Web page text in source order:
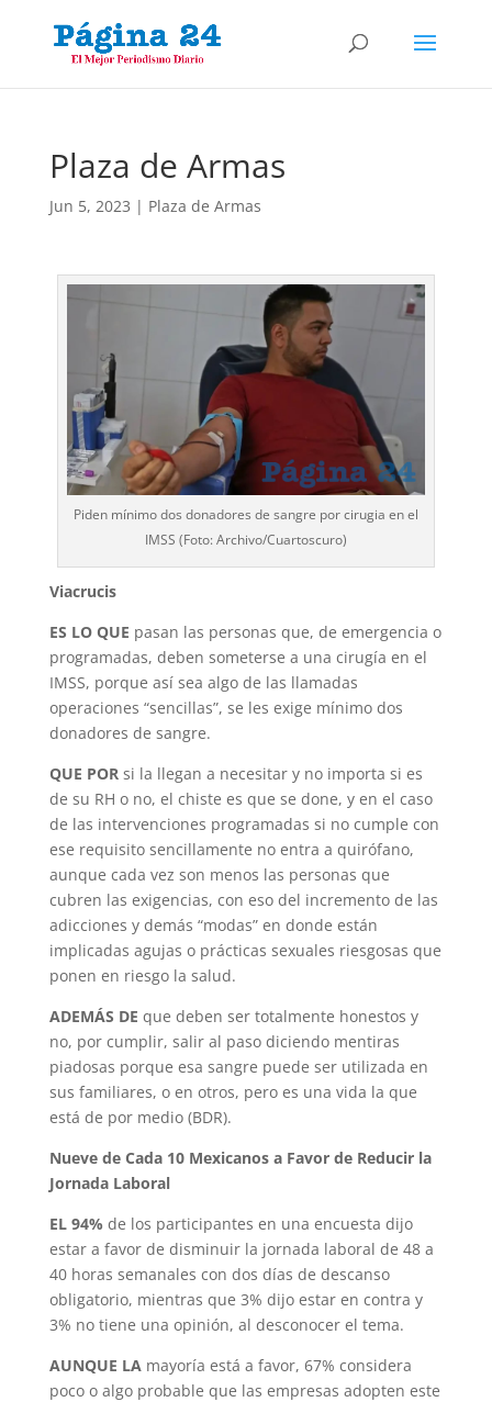
Plaza de Armas
Jun 5, 2023 | Plaza de Armas
Piden mínimo dos donadores de sangre por cirugia en el
IMSS (Foto: Archivo/Cuartoscuro)
Viacrucis
ES LO QUE pasan las personas que, de emergencia o
programadas, deben someterse a una cirugía en el
IMSS, porque así sea algo de las llamadas
operaciones “sencillas”, se les exige mínimo dos
donadores de sangre.
QUE POR si la llegan a necesitar y no impor­ta si es
de su RH o no, el chiste es que se done, y en el caso
de las intervenciones programadas si no cumple con
ese requisito sencillamente no entra a quirófano,
aunque cada vez son menos las personas que
cubren las exigencias, con eso del incremento de las
adicciones y demás “modas” en donde están
implicadas agujas o prácticas sexuales riesgosas que
ponen en riesgo la salud.
ADEMÁS DE que deben ser totalmente ho­nestos y
no, por cumplir, salir al paso diciendo mentiras
piadosas porque esa sangre puede ser utilizada en
sus familiares, o en otros, pero es una vida la que
está de por medio (BDR).
Nueve de Cada 10 Mexicanos a Favor de Reducir la
Jornada Laboral
EL 94% de los participantes en una en­cuesta dijo
estar a favor de disminuir la jor­nada laboral de 48 a
40 horas semanales con dos días de descanso
obligatorio, mientras que 3% dijo estar en contra y
3% no tiene una opinión, al desconocer el tema.
AUNQUE LA mayoría está a favor, 67% considera
poco o algo probable que las em­presas adopten este